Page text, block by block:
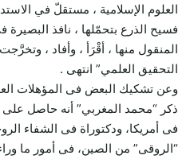
العلوم الإسلامية ، مستقلّ في
فسيح الذرع بتحمّلها ، نافذ البصيرة
المنقول منها ، أقْرَأ ، وأفاد ،
التحقيق العلمي” انتهى .
وعن تشكيك البعض فى المؤهلات
ذكر “محمد المغربي” أنه حاصل
فى أمريكا، ودكتوراة فى الشفاء
“الروقى” من الصين، فى أمور ما وراء